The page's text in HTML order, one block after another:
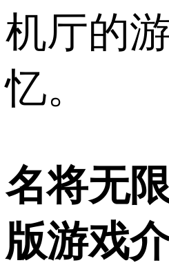
机厅的
忆。
名将无
版游戏